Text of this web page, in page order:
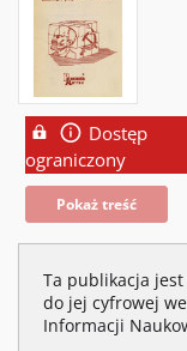
Dostęp
ograniczony
Pokaż treść
Ta publikacja
do jej cyfrowej
Informacji